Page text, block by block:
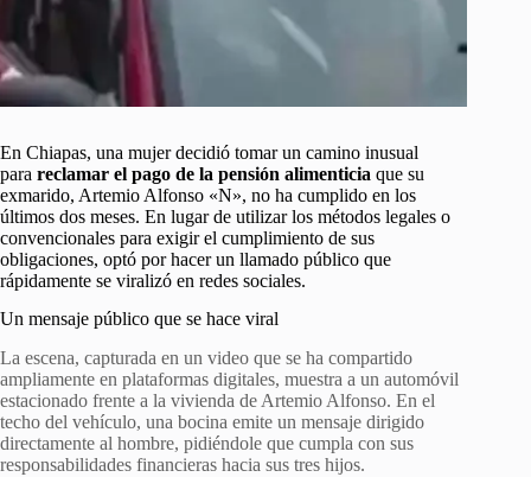
En Chiapas, una mujer decidió tomar un camino inusual
para reclamar el pago de la pensión alimenticia que su
exmarido, Artemio Alfonso «N», no ha cumplido en los
últimos dos meses. En lugar de utilizar los métodos legales o
convencionales para exigir el cumplimiento de sus
obligaciones, optó por hacer un llamado público que
rápidamente se viralizó en redes sociales.
Un mensaje público que se hace viral
La escena, capturada en un video que se ha compartido
ampliamente en plataformas digitales, muestra a un automóvil
estacionado frente a la vivienda de Artemio Alfonso. En el
techo del vehículo, una bocina emite un mensaje dirigido
directamente al hombre, pidiéndole que cumpla con sus
responsabilidades financieras hacia sus tres hijos.